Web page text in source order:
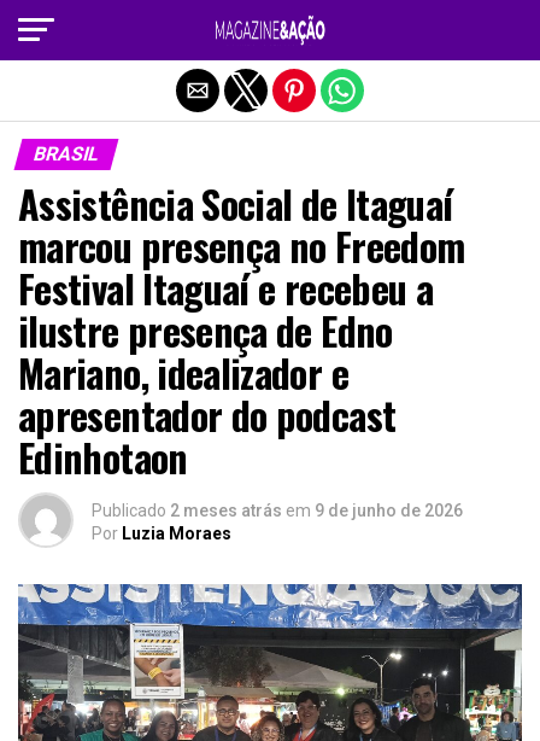
BRASIL
Assistência Social de Itaguaí
marcou presença no Freedom
Festival Itaguaí e recebeu a
ilustre presença de Edno
Mariano, idealizador e
apresentador do podcast
Edinhotaon
Publicado 2 meses atrás em 9 de junho de 2026
Por Luzia Moraes
Sair da versão mobile